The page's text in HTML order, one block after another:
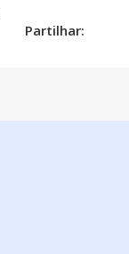
Partilhar: